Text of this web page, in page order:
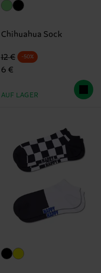
Chihuahua Sock
Originalpreis
12 €
Reduzierter Preis
6 €
-50%
AUF LAGER